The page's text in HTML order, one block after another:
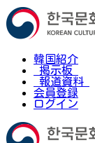
韓国紹介
掲示板
報道資料
会員登録
ログイン